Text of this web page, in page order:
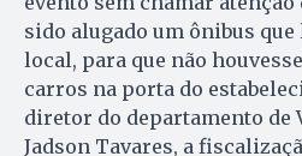
sido alugado um ônibus
local, para que não
carros na porta do
diretor do departamento de
Jadson Tavares, a